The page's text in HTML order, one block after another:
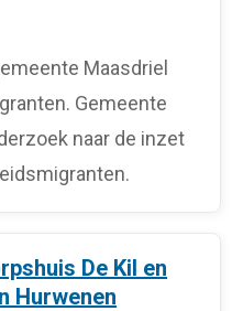
Maasdriel
Gemeente
naar de inzet
De Kil en
Hurwenen